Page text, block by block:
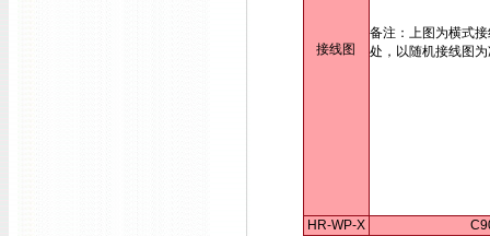
接线图
备注：上图为横式
处，以随机接线图
HR-WP-X